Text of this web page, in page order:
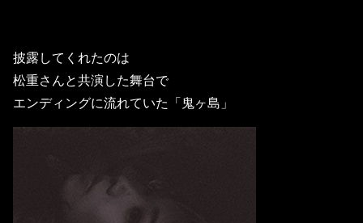
披露してくれたのは
松重さんと共演した舞台で
エンディングに流れていた「鬼ヶ島」